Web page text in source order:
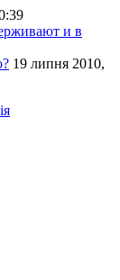
и в
19 липня 2010,